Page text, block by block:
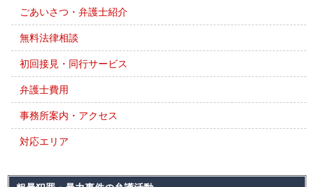
ごあいさつ・弁護士紹介
無料法律相談
初回接見・同行サービス
弁護士費用
事務所案内・アクセス
対応エリア